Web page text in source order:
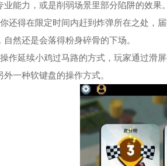
业能力，或是削弱场景里部分陷阱的效果。
还得在限定时间内赶到炸弹所在之处，
自然还是会落得粉身碎骨的下场。
作延续小鸡过马路的方式，玩家通过滑
外一种软键盘的操作方式。